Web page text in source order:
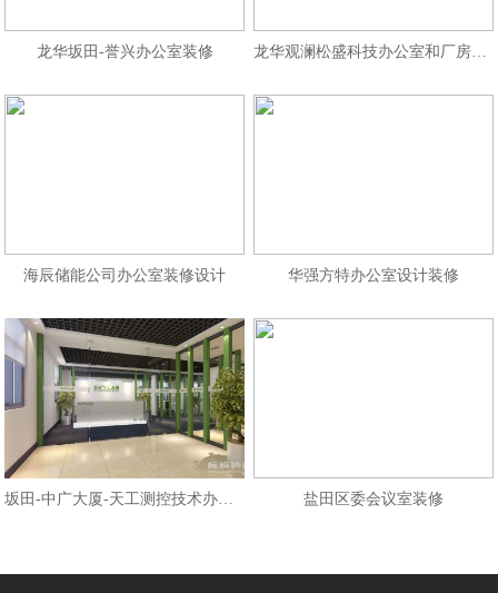
龙华坂田-誉兴办公室装修 龙华观澜松盛科技办公室和厂房装修
海辰储能公司办公室装修设计 华强方特办公室设计装修
盐田区委会议室装修